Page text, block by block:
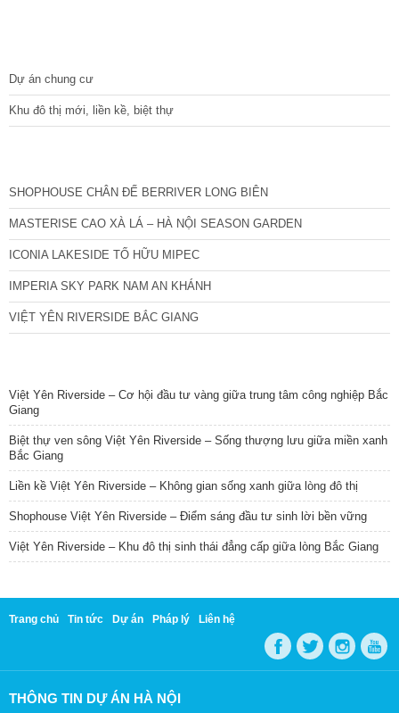
Dự án chung cư
Khu đô thị mới, liền kề, biệt thự
SHOPHOUSE CHÂN ĐẾ BERRIVER LONG BIÊN
MASTERISE CAO XÀ LÁ – HÀ NỘI SEASON GARDEN
ICONIA LAKESIDE TỐ HỮU MIPEC
IMPERIA SKY PARK NAM AN KHÁNH
VIỆT YÊN RIVERSIDE BẮC GIANG
Việt Yên Riverside – Cơ hội đầu tư vàng giữa trung tâm công nghiệp Bắc
Giang
Biệt thự ven sông Việt Yên Riverside – Sống thượng lưu giữa miền xanh
Bắc Giang
Liền kề Việt Yên Riverside – Không gian sống xanh giữa lòng đô thị
Shophouse Việt Yên Riverside – Điểm sáng đầu tư sinh lời bền vững
Việt Yên Riverside – Khu đô thị sinh thái đẳng cấp giữa lòng Bắc Giang
Trang chủ Tin tức Dự án Pháp lý Liên hệ
THÔNG TIN DỰ ÁN HÀ NỘI